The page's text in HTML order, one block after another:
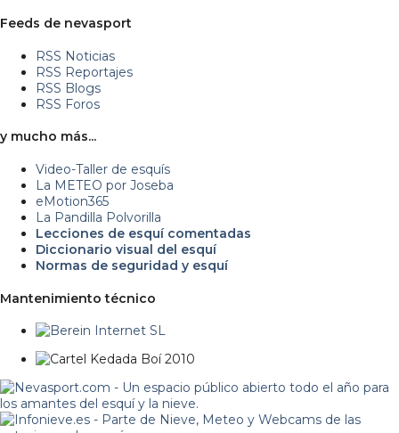
Feeds de nevasport
RSS Noticias
RSS Reportajes
RSS Blogs
RSS Foros
y mucho más...
Video-Taller de esquís
La METEO por Joseba
eMotion365
La Pandilla Polvorilla
Lecciones de esquí comentadas
Diccionario visual del esquí
Normas de seguridad y esquí
Mantenimiento técnico